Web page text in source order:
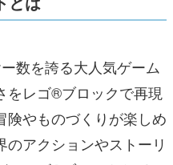
数を誇る大人気ゲーム
をレゴ®ブロックで再現
険やものづくりが楽しめ
アクションやストーリ